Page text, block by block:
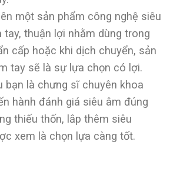
một sản phẩm công nghệ siêu
thuận lợi nhằm dùng trong
cấp hoặc khi dịch chuyển, sản
tay sẽ là sự lựa chọn có lợi.
bạn là chưng sĩ chuyên khoa
hành đánh giá siêu âm đúng
thiếu thốn, lắp thêm siêu
xem là chọn lựa càng tốt.